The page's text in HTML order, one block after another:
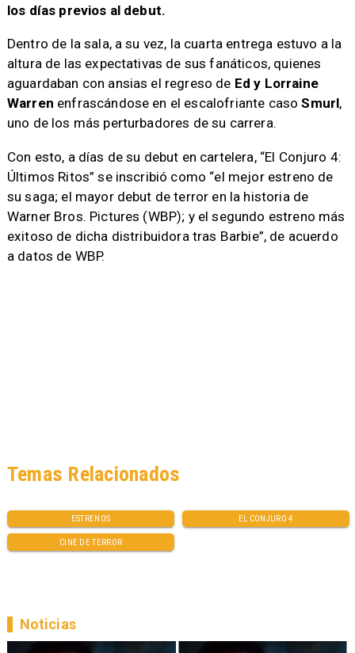
los días previos al debut.
Dentro de la sala, a su vez, la cuarta entrega estuvo a la
altura de las expectativas de sus fanáticos, quienes
aguardaban con ansias el regreso de Ed y Lorraine
Warren enfrascándose en el escalofriante casoSmurl,
uno de los más perturbadores de su carrera.
Con esto, a días de su debut en cartelera, “El Conjuro 4:
Últimos Ritos” se inscribió como “el mejor estreno de
su saga; el mayor debut de terror en la historia de
Warner Bros. Pictures (WBP); y el segundo estreno más
exitoso de dicha distribuidora tras Barbie”, de acuerdo
a datos de WBP.
ESTRENOS EL CONJURO 4
CINE DE TERROR
Temas Relacionados
Noticias